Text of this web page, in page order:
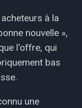
à la
nouvelle »,
l'offre, qui
bas
une